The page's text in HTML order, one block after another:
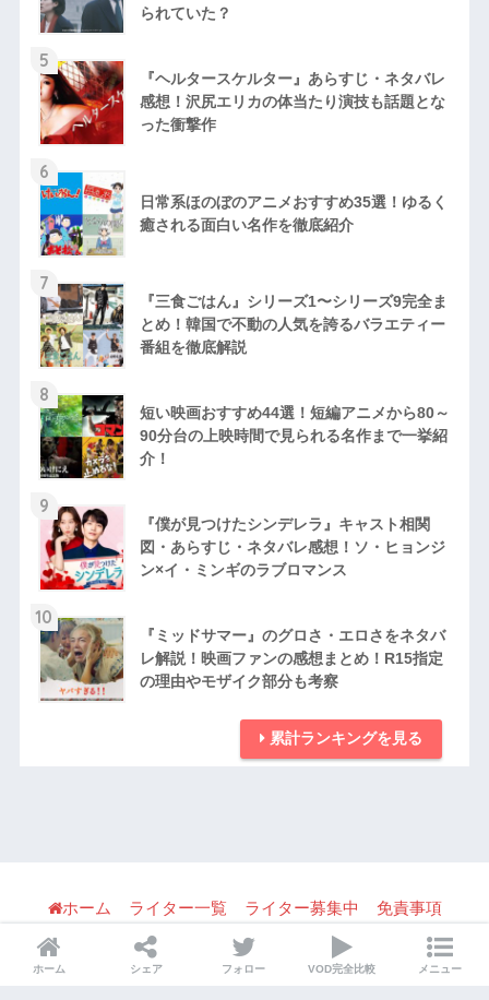
られていた？
5
『ヘルタースケルター』あらすじ・ネタバレ
感想！沢尻エリカの体当たり演技も話題とな
った衝撃作
6
日常系ほのぼのアニメおすすめ35選！ゆるく
癒される面白い名作を徹底紹介
7
『三食ごはん』シリーズ1〜シリーズ9完全ま
とめ！韓国で不動の人気を誇るバラエティー
番組を徹底解説
8
短い映画おすすめ44選！短編アニメから80～
90分台の上映時間で見られる名作まで一挙紹
介！
9
『僕が見つけたシンデレラ』キャスト相関
図・あらすじ・ネタバレ感想！ソ・ヒョンジ
ン×イ・ミンギのラブロマンス
10
『ミッドサマー』のグロさ・エロさをネタバ
レ解説！映画ファンの感想まとめ！R15指定
の理由やモザイク部分も考察
累計ランキングを見る
ホーム ライター一覧 ライター募集中
免責事項
利用規約
パブリシティ・宣伝・取材の問い合わせ
プライバシーポリシー
ホーム シェア フォロー VOD完全比較 メニュー